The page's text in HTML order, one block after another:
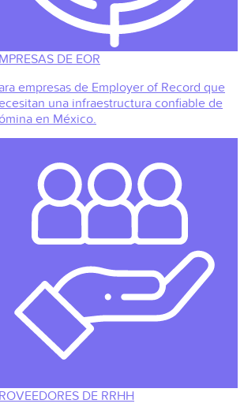
DE EOR
empresas de Employer of Record que
una infraestructura confiable de
en México.
DE RRHH